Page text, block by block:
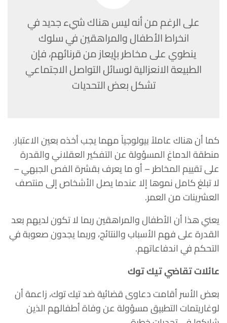
على الرغم من أنه ليس هناك شيء جديد في
انخراط الأطفال والمراهقين في سلوك
ينطوي على مخاطر بإيعاز من قرنائهم، فإن
الطبيعة الانعزالية لوسائل التواصل الاجتماعي
تشكل بعض التحديات
كما أن هناك عاملاً بيولوجياً مهما يجب أخذه بعين الاعتبار.
منطقة الدماغ المسؤولة عن التفكير العقلاني والقدرة
على تقييم المخاطر – أو ما يعرف بقشرة الفص الجبهي –
لا تبلغ كامل نموها إلا عندما يصل الأشخاص إلى منتصف
العشرينات من العمر.
يعني هذا أن الأطفال والمراهقين ربما لا تكون لديهم بعد
القدرة على فهم الأسباب والنتائج، وربما يجدون صعوبة في
التحكم في اندفاعاتهم.
عائلات تقاضي تيك توك
بعض الأسر أقامت دعاوى قضائية ضد تيك توك، زاعمة أن
لوغاريتمات التطبيق مسؤولة عن وفاة أطفالهم الذين